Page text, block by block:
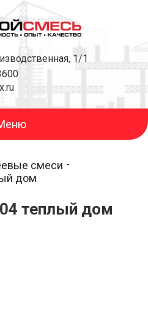
1/1
смеси
дом
теплый дом